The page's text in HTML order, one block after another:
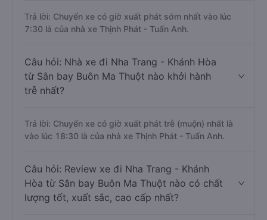
Trả lời: Chuyến xe có giờ xuất phát sớm nhất vào lúc
7:30 là của nhà xe Thịnh Phát - Tuấn Anh.
Câu hỏi: Nhà xe đi Nha Trang - Khánh Hòa
từ Sân bay Buôn Ma Thuột nào khởi hành
trễ nhất?
Trả lời: Chuyến xe có giờ xuất phát trễ (muộn) nhất là
vào lúc 18:30 là của nhà xe Thịnh Phát - Tuấn Anh.
Câu hỏi: Review xe đi Nha Trang - Khánh
Hòa từ Sân bay Buôn Ma Thuột nào có chất
lượng tốt, xuất sắc, cao cấp nhất?